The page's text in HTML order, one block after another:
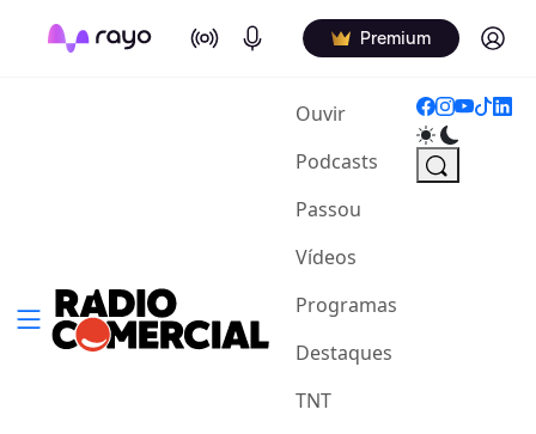
On Air Podcasts Premium Log in
Ouvir(current)
Podcasts
Passou
Vídeos
Programas
Destaques
TNT